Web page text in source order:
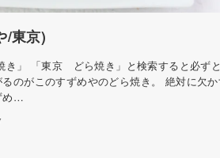
/東京)
」 「東京 どら焼き」と検索すると必ず
のがこのすずめやのどら焼き。 絶対に欠
め…